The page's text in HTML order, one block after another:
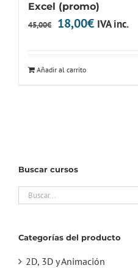
Excel (promo)
45,00€
El
era:
18,00€ElIVA inc.
Añadir al carrito
Buscar cursos
Categorías del producto
2D, 3D y Animación